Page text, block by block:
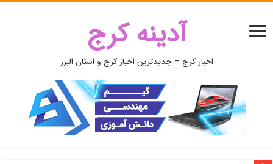
آدینه کرج
اخبار کرج – جدیدترین اخبار کرج و استان البرز